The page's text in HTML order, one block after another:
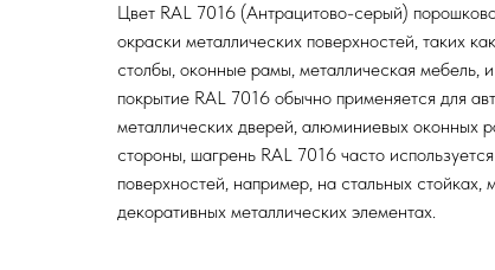
Цвет RAL 7016 (Антрацитово-серый)
окраски металлических поверхностей, таких
столбы, оконные рамы, металлическая мебель,
покрытие RAL 7016 обычно применяется для
металлических дверей, алюминиевых оконных
стороны, шагрень RAL 7016 часто
поверхностей, например, на стальных стойках,
декоративных металлических элементах.